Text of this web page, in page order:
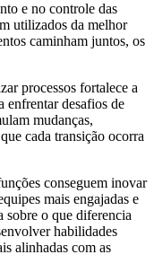
e no controle das
utilizados da melhor
caminham juntos, os
processos fortalece a
enfrentar desafios de
mudanças,
cada transição ocorra
conseguem inovar
mais engajadas e
sobre o que diferencia
habilidades
alinhadas com as